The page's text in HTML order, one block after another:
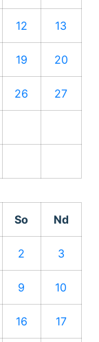
12 13
19 20
26 27
So Nd
2 3
9 10
16 17